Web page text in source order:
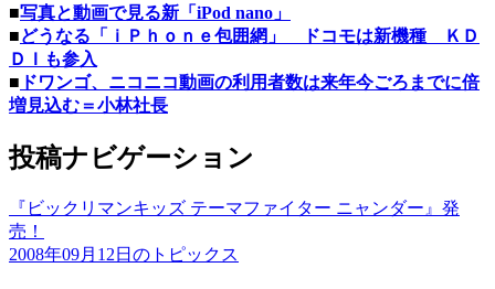
■写真と動画で見る新「iPod nano」
■どうなる「ｉＰｈｏｎｅ包囲網」 ドコモは新機種 ＫＤ
ＤＩも参入
■ ドワンゴ、ニコニコ動画の利用者数は来年今ごろまでに倍
増見込む＝小林社長
投稿ナビゲーション
『ビックリマンキッズ テーマファイター ニャンダー』発
売！
2008年09月12日のトピックス